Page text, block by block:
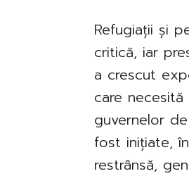
Refugiații și
critică, iar
a crescut
care
guvernelor
fost inițiate,
restrânsă,